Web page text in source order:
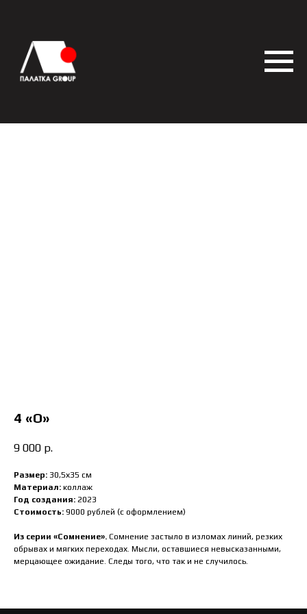
4 «О»
9 000 р.
Размер: 30,5х35 см
Материал: коллаж
Год создания: 2023
Стоимость: 9000 рублей (с оформлением)
Из серии «Сомнение». Сомнение застыло в изломах линий, резких
обрывах и мягких переходах. Мысли, оставшиеся невысказанными,
мерцающее ожидание. Следы того, что так и не случилось.